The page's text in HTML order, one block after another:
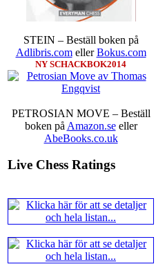
STEIN – Beställ boken på
Adlibris.comellerBokus.com
NY SCHACKBOK2014
PETROSIAN MOVE – Beställ
boken på Amazon.seeller
AbeBooks.co.uk
Live Chess Ratings